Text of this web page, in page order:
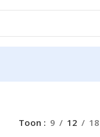
Toon 9 12 18